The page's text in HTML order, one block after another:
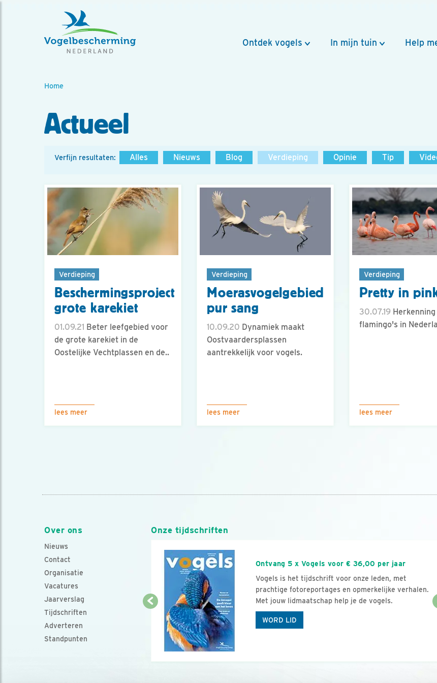
Ontdek vogels In mijn tuin Help
Home
Actueel
Verfijn resultaten: Alles Nieuws Blog Verdieping Opinie Tip
Verdieping
Beschermingsproject
grote karekiet
01.09.21 Beter leefgebied voor
de grote karekiet in de
Oostelijke Vechtplassen en de..
lees meer
Verdieping
Moerasvogelgebied
pur sang
10.09.20 Dynamiek maakt
Oostvaardersplassen
aantrekkelijk voor vogels.
lees meer
Verdieping
Pretty in
30.07.19
flamingo's in
lees meer
Over ons
Nieuws
Contact
Organisatie
Vacatures
Jaarverslag
Tijdschriften
Adverteren
Standpunten
Onze tijdschriften
Ontvang 5 x Vogels voor € 36,00 per jaar
Vogels is het tijdschrift voor onze leden, met
prachtige fotoreportages en opmerkelijke verhalen.
Met jouw lidmaatschap help je de vogels.
WORD LID